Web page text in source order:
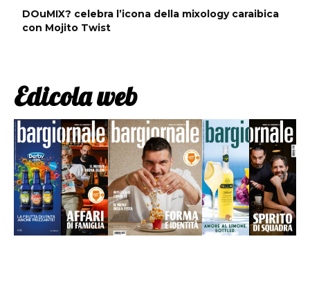
DOuMIX? celebra l’icona della mixology caraibica
con Mojito Twist
Edicola web